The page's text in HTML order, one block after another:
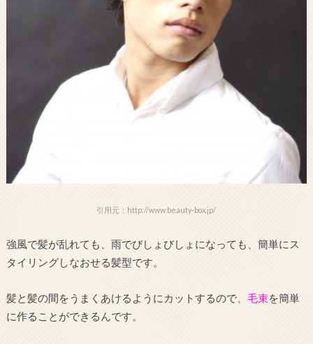
引用元：http://www.beauty-box.jp/
強風で髪が乱れても、雨でびしょびしょになっても、簡単にス
タイリングしなおせる髪型です。
髪と髪の間をうまくあけるようにカットするので、 毛束を簡単
に作ることができるんです。